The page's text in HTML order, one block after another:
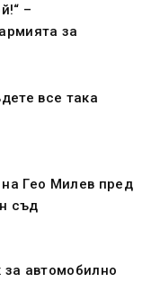
–
за
все така
Гео Милев пред
съд
за автомобилно